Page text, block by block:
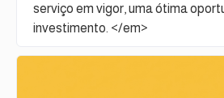
serviço em vigor, uma ótima
investimento. </em>